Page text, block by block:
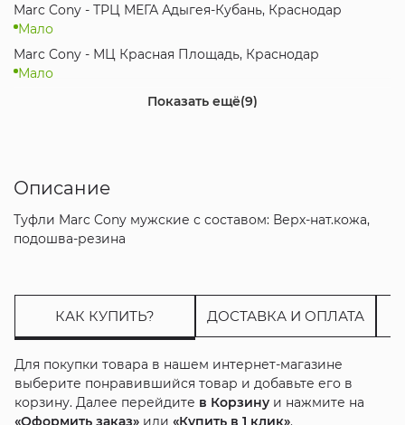
Marc Cony - ТРЦ МЕГА Адыгея-Кубань, Краснодар
Мало
Marc Cony - МЦ Красная Площадь, Краснодар
Мало
Marc Cony - МЦ Красная Площадь, Новороссийск
Marc Cony - МЦ Коsмос, Ставрополь
Marc Cony - ТРК Горизонт, Ростов-на-Дону
Достаточно
Мало
Marc Cony - ТРЦ Вершина PLAZA, Пятигорск
Мало
Marc Cony - ТЦ Центр Города, Краснодар
Мало
Marc Cony - ТРК Мегамаг, Ростов-на-Дону
Показать ещё(9)
Описание
Туфли Marc Cony мужские с составом: Верх-нат.кожа,
подошва-резина
КАК КУПИТЬ? ДОСТАВКА И ОПЛАТА
Для покупки товара в нашем интернет-магазине
выберите понравившийся товар и добавьте его в
корзину. Далее перейдите в Корзинуи нажмите на
«Оформить заказ»или «Купить в 1 клик».